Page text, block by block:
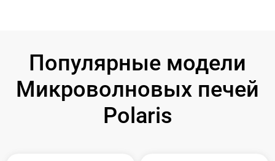
Популярные модели
Микроволновых печей
Polaris